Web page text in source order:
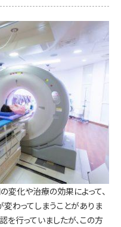
変化や治療の効果によって、
わってしまうことがありま
行っていましたが、この方